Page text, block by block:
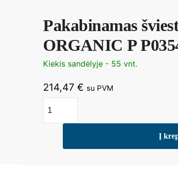
Pakabinamas
ORGANIC P
Kiekis sandėlyje - 55 vnt.
214,47€ su PVM
kiekis:
Pakabinamas
Į